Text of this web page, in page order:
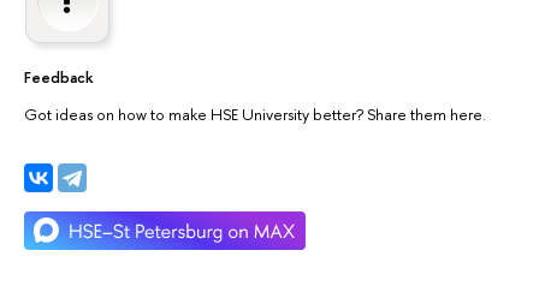
Feedback
Got ideas on how to make HSE University better? Share them here.